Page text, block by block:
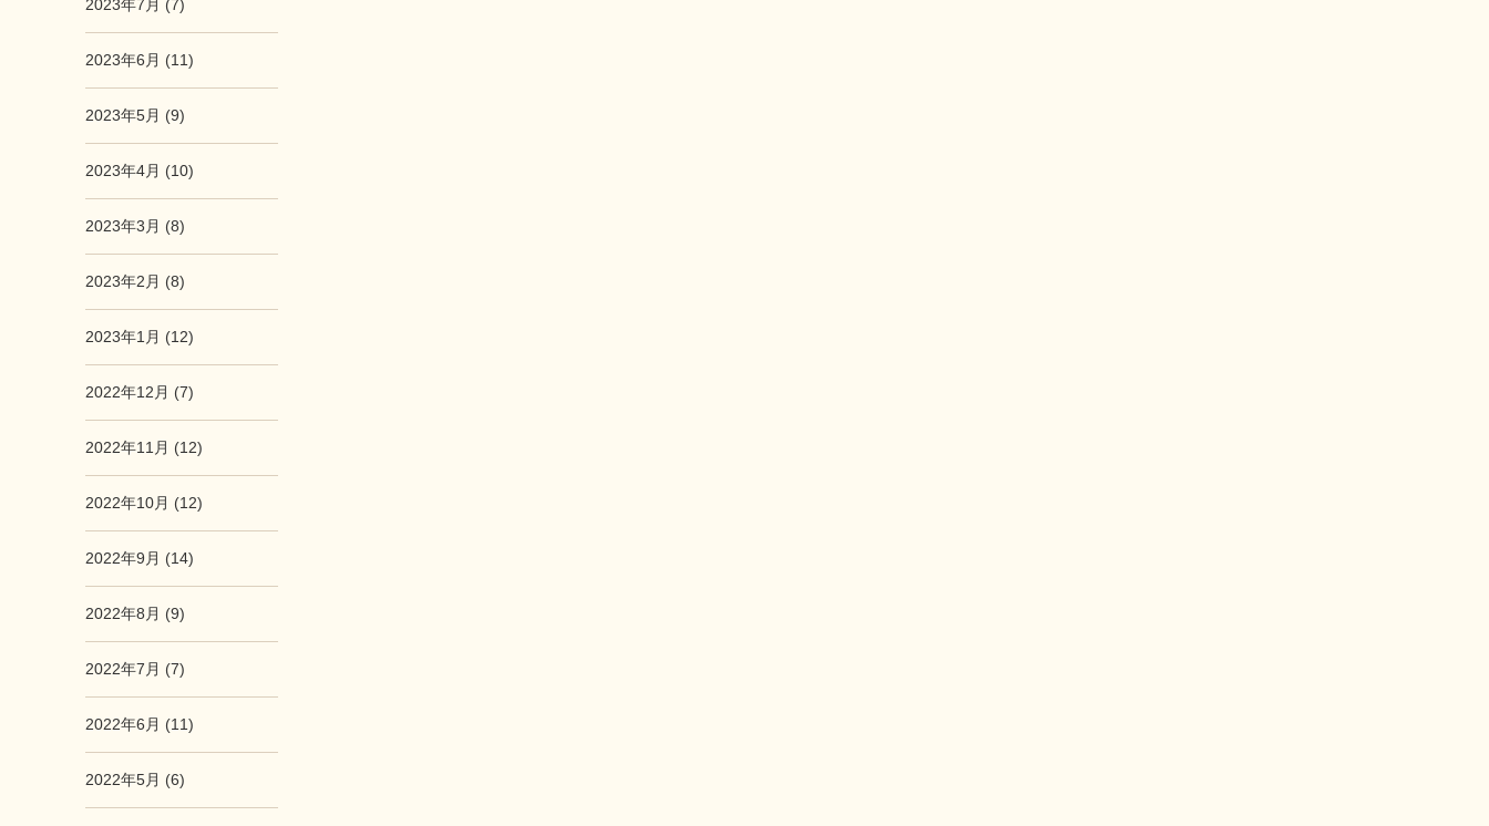
2023年7月 (7)
2023年6月 (11)
2023年5月 (9)
2023年4月 (10)
2023年3月 (8)
2023年2月 (8)
2023年1月 (12)
2022年12月 (7)
2022年11月 (12)
2022年10月 (12)
2022年9月 (14)
2022年8月 (9)
2022年7月 (7)
2022年6月 (11)
2022年5月 (6)